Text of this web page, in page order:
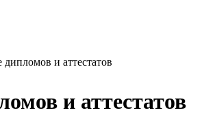
и аттестатов
и аттестатов